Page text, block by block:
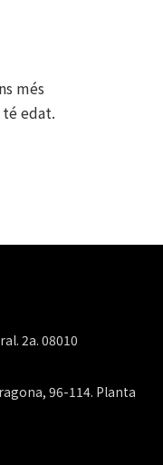
més
edat.
2a. 08010
96-114. Planta